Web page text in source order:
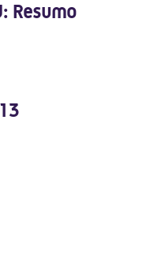
Resumo